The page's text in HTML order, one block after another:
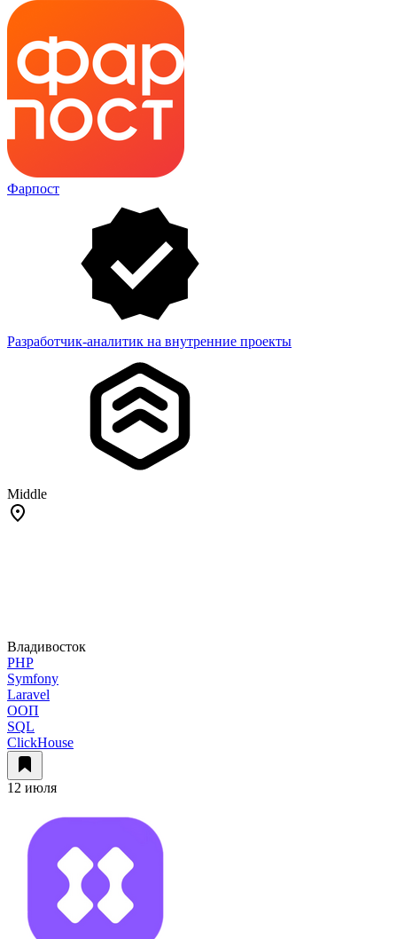
Фарпост
Разработчик-аналитик на внутренние проекты
Middle
Владивосток
PHP
Symfony
Laravel
ООП
SQL
ClickHouse
12 июля